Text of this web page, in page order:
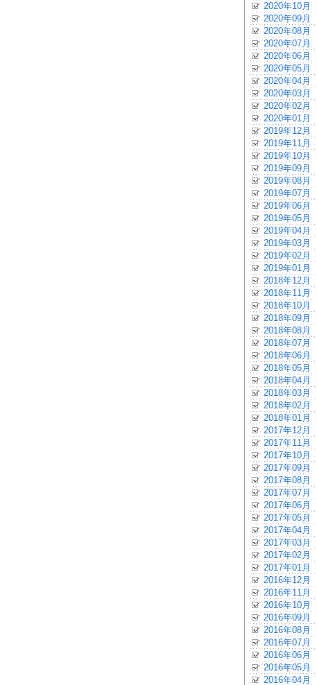
2020年10月
2020年09月
2020年08月
2020年07月
2020年06月
2020年05月
2020年04月
2020年03月
2020年02月
2020年01月
2019年12月
2019年11月
2019年10月
2019年09月
2019年08月
2019年07月
2019年06月
2019年05月
2019年04月
2019年03月
2019年02月
2019年01月
2018年12月
2018年11月
2018年10月
2018年09月
2018年08月
2018年07月
2018年06月
2018年05月
2018年04月
2018年03月
2018年02月
2018年01月
2017年12月
2017年11月
2017年10月
2017年09月
2017年08月
2017年07月
2017年06月
2017年05月
2017年04月
2017年03月
2017年02月
2017年01月
2016年12月
2016年11月
2016年10月
2016年09月
2016年08月
2016年07月
2016年06月
2016年05月
2016年04月